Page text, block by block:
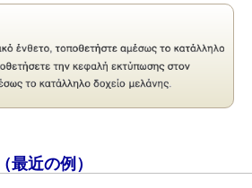
最近の例）